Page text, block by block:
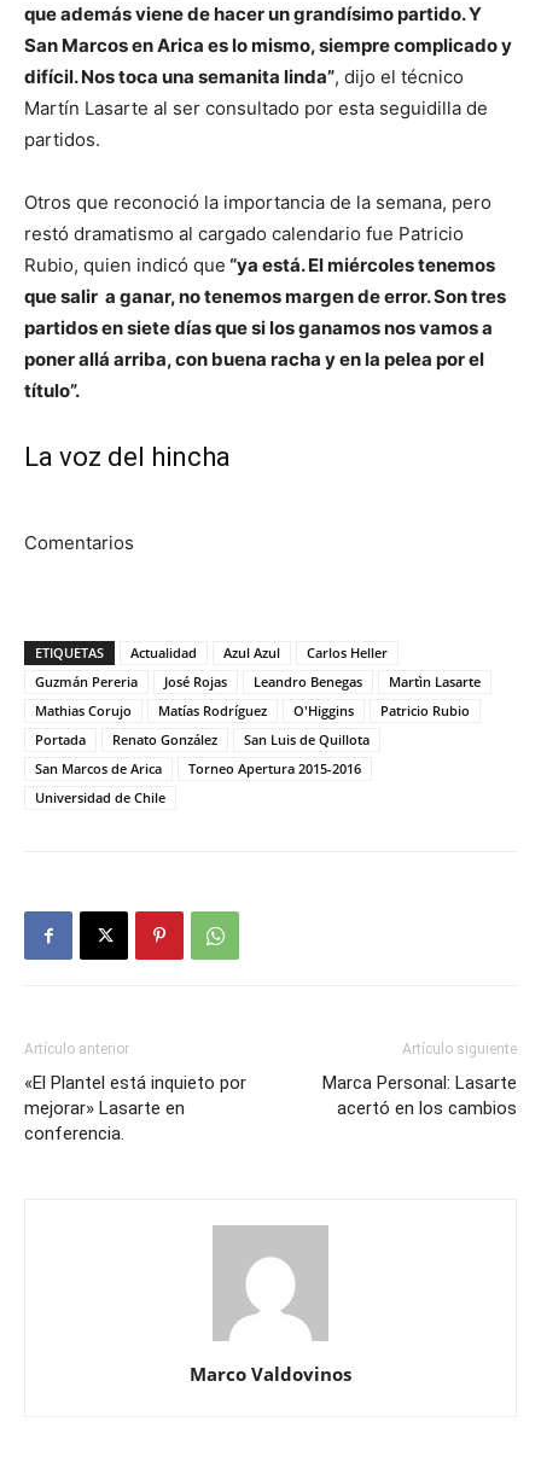
que además viene de hacer un grandísimo partido. Y
San Marcos en Arica es lo mismo, siempre complicado y
difícil. Nos toca una semanita linda”, dijo el técnico
Martín Lasarte al ser consultado por esta seguidilla de
partidos.
Otros que reconoció la importancia de la semana, pero
restó dramatismo al cargado calendario fue Patricio
Rubio, quien indicó que “ya está. El miércoles tenemos
que salir a ganar, no tenemos margen de error. Son tres
partidos en siete días que si los ganamos nos vamos a
poner allá arriba, con buena racha y en la pelea por el
título”.
La voz del hincha
Comentarios
ETIQUETAS Actualidad Azul Azul
Carlos Heller
Guzmán Pereria
José Rojas Leandro Benegas
Martìn Lasarte
Mathias Corujo
Matías Rodríguez O'Higgins
Patricio Rubio
Portada
Renato González
San Luis de Quillota
San Marcos de Arica
Torneo Apertura 2015-2016
Universidad de Chile
Artículo anterior
«El Plantel está inquieto por
mejorar» Lasarte en
conferencia.
Artículo siguiente
Marca Personal: Lasarte
acertó en los cambios
Marco Valdovinos